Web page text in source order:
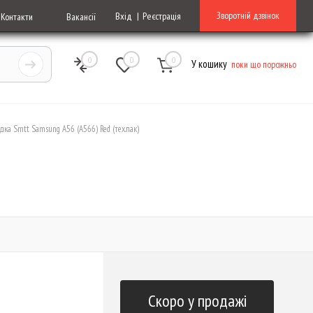
Контакти Вакансії Вхід Реєстрація Зворотній дзвінок
0 0 0 У кошику поки що порожньо
Smtt Samsung A56 (A566) Red (тех.пак)
Скоро у продажі